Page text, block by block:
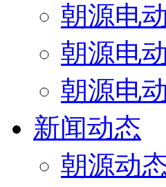
朝源电
朝源电
朝源电
新闻动态
朝源动